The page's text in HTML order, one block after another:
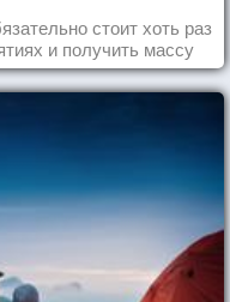
стоит хоть раз
и получить массу